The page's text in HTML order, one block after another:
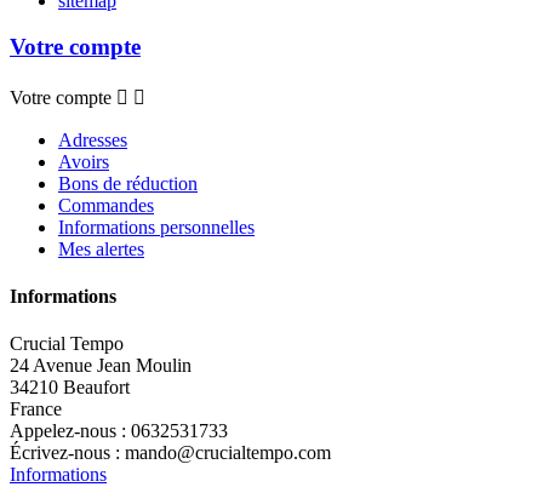
Votre compte
Votre compte  
Adresses
Avoirs
Bons de réduction
Commandes
Informations personnelles
Mes alertes
Informations
Crucial Tempo
24 Avenue Jean Moulin
34210 Beaufort
France
Appelez-nous : 0632531733
Écrivez-nous : mando@crucialtempo.com
Informations